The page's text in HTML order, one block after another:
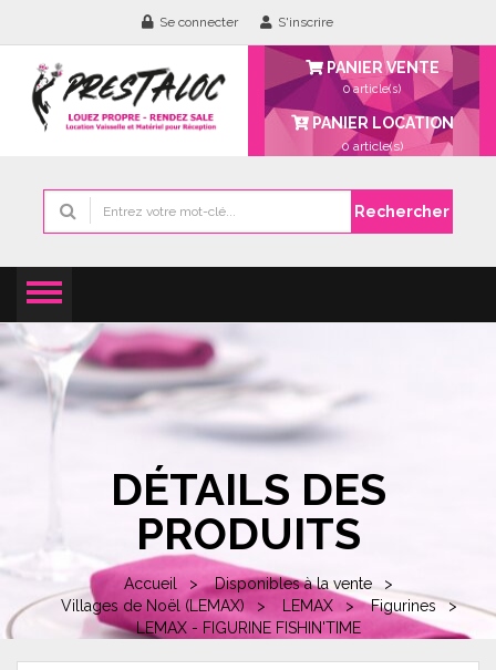
Se connecter S'inscrire
PANIER VENTE
0 article(s)
PANIER LOCATION
0 article(s)
Rechercher
DÉTAILS DES
PRODUITS
Accueil
Disponibles à la vente
Villages de Noël (LEMAX)
LEMAX
Figurines
LEMAX - FIGURINE FISHIN'TIME